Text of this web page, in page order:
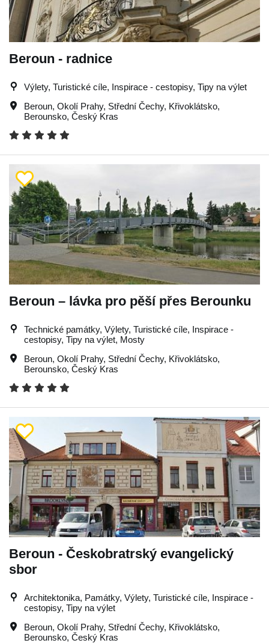
Beroun - radnice
Výlety, Turistické cíle, Inspirace - cestopisy, Tipy na výlet
Beroun, Okolí Prahy, Střední Čechy, Křivoklátsko,
Berounsko, Český Kras
Beroun – lávka pro pěší přes Berounku
Technické památky, Výlety, Turistické cíle, Inspirace -
cestopisy, Tipy na výlet, Mosty
Beroun, Okolí Prahy, Střední Čechy, Křivoklátsko,
Berounsko, Český Kras
Beroun - Českobratrský evangelický
sbor
Architektonika, Památky, Výlety, Turistické cíle, Inspirace -
cestopisy, Tipy na výlet
Beroun, Okolí Prahy, Střední Čechy, Křivoklátsko,
Berounsko, Český Kras